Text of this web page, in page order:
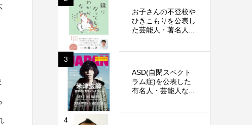
お子さんの不登校や
ひきこもりを公表し
た芸能人・著名人...
3
ASD(自閉スペクト
ラム症)を公表した
有名人・芸能人な...
4